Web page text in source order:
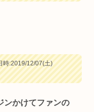
時:2019/12/07(土)
ンかけてファンの